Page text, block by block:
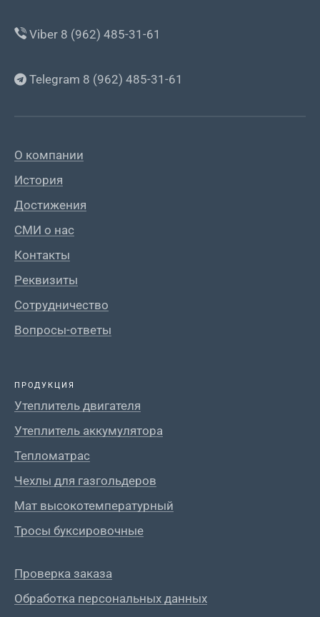
Viber 8 (962) 485-31-61
Telegram 8 (962) 485-31-61
О компании
История
Достижения
СМИ о нас
Контакты
Реквизиты
Сотрудничество
Вопросы-ответы
ПРОДУКЦИЯ
Утеплитель двигателя
Утеплитель аккумулятора
Тепломатрас
Чехлы для газгольдеров
Мат высокотемпературный
Тросы буксировочные
Проверка заказа
Обработка персональных данных